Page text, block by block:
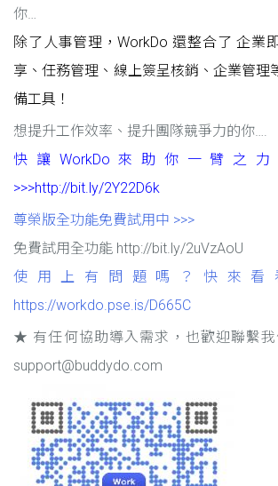
你…
除了人事管理，WorkDo 還整合了 企業
享、任務管理、線上簽呈核銷、企業管理
備工具！
想提升工作效率、提升團隊競爭力的你….
快讓WorkDo來助你一臂之
>>>http://bit.ly/2Y22D6k
尊榮版全功能免費試用中 >>>
免費試用全功能 http://bit.ly/2uVzAoU
使用上有問題嗎？快來看
https://workdo.pse.is/D665C
★ 有任何協助導入需求，也歡迎聯繫我
support@buddydo.com